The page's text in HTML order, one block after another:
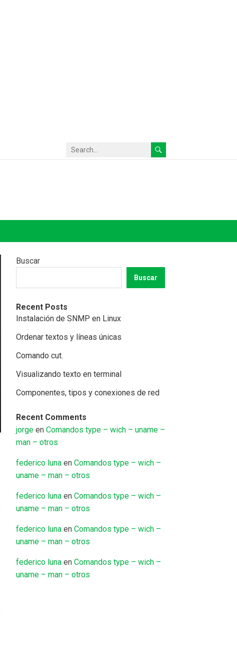
Buscar
Buscar
Recent Posts
Instalación de SNMP en Linux
Ordenar textos y líneas únicas
Comando cut.
Visualizando texto en terminal
Componentes, tipos y conexiones de red
Recent Comments
jorge en Comandos type – wich – uname –
man – otros
federico luna en Comandos type – wich –
uname – man – otros
federico luna en Comandos type – wich –
uname – man – otros
federico luna en Comandos type – wich –
uname – man – otros
federico luna en Comandos type – wich –
uname – man – otros